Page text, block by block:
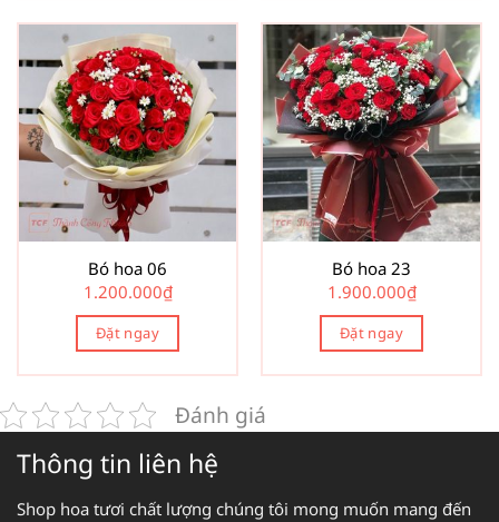
Bó hoa 06
1.200.000₫
Đặt ngay
Bó hoa 23
1.900.000₫
Đặt ngay
Đánh giá
Thông tin liên hệ
Shop hoa tươi chất lượng chúng tôi mong muốn mang đến